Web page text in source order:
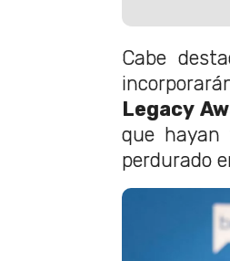
Cabe
Legacy
que hayan
perdurado